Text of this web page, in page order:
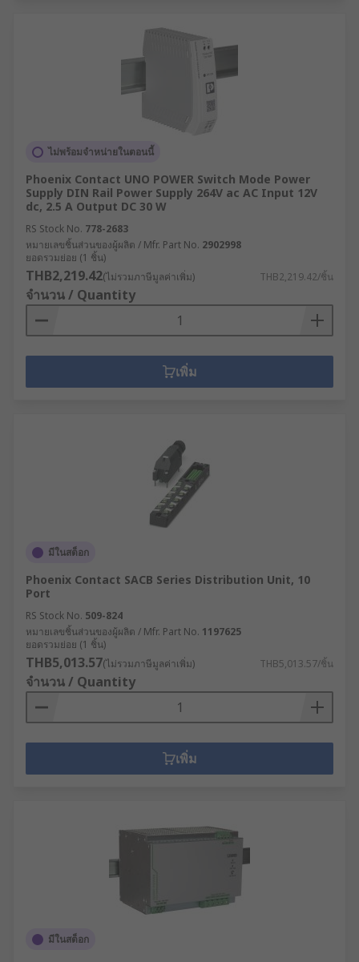
ไม่พร้อมจำหน่ายในตอนนี้
Phoenix Contact UNO POWER Switch Mode Power
Supply DIN Rail Power Supply 264V ac AC Input 12V
dc, 2.5 A Output DC 30 W
RS Stock No. 778-2683
หมายเลขชิ้นส่วนของผู้ผลิต / Mfr. Part No. 2902998
ยอดรวมย่อย (1 ชิ้น)
THB2,219.42(ไม่รวมภาษีมูลค่าเพิ่ม) THB2,219.42/ชิ้น
จำนวน / Quantity
เพิ่ม
มีในสต็อก
Phoenix Contact SACB Series Distribution Unit, 10
Port
RS Stock No. 509-824
หมายเลขชิ้นส่วนของผู้ผลิต / Mfr. Part No. 1197625
ยอดรวมย่อย (1 ชิ้น)
THB5,013.57(ไม่รวมภาษีมูลค่าเพิ่ม) THB5,013.57/ชิ้น
จำนวน / Quantity
เพิ่ม
มีในสต็อก